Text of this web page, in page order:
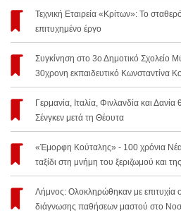
Τεχνική Εταιρεία «Κρίτων»: Το
επιτυχημένο έργο
Συγκίνηση στο 3ο Δημοτικό Σχολείο
30χρονη εκπαιδευτικό Κωνσταντίνα
Γερμανία, Ιταλία, Φινλανδία και Δανία
Σένγκεν μετά τη Θέουτα
«Έμορφη Κούταλης» - 100 χρόνια
ταξίδι στη μνήμη του ξεριζωμού και
Λήμνος: Ολοκληρώθηκαν με επιτυχία
διάγνωσης παθήσεων μαστού στο